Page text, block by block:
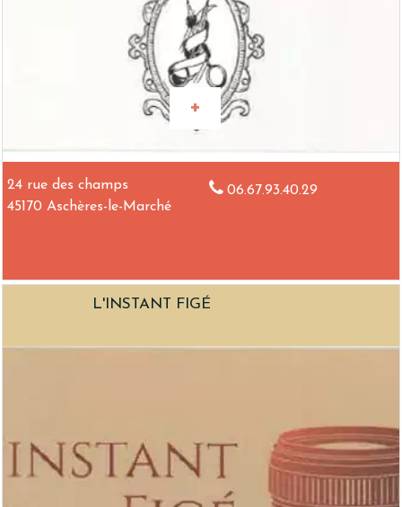
24 rue des champs
45170 Aschères-le-Marché
06.67.93.40.29
L'INSTANT FIGÉ